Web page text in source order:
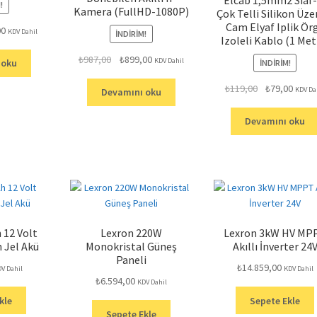
Şu
fiyat:
₺93,00.
KDV Dahil
oku
Kamera (FullHD-1080P)
İNDIRIM!
₺987,00
Orijinal
₺987,00.
₺899,00Şu
fiyat:
₺899,00.
KDV Dahil
Devamını oku
Çok Telli Silikon
Cam Elyaf Iplik
Izoleli Kablo (1
İNDIRIM!
₺119,00
Orijinal
₺119,00.
₺79,00Şu
fiyat:
KDV
Devamını oku
12 Volt
Jel Akü
Dahil
Lexron 220W
Monokristal Güneş
Paneli
₺6.594,00 KDV Dahil
Sepete Ekle
Lexron 3kW HV
Akıllı İnverter 24V
₺14.859,00 KDV Dahil
Sepete Ekle